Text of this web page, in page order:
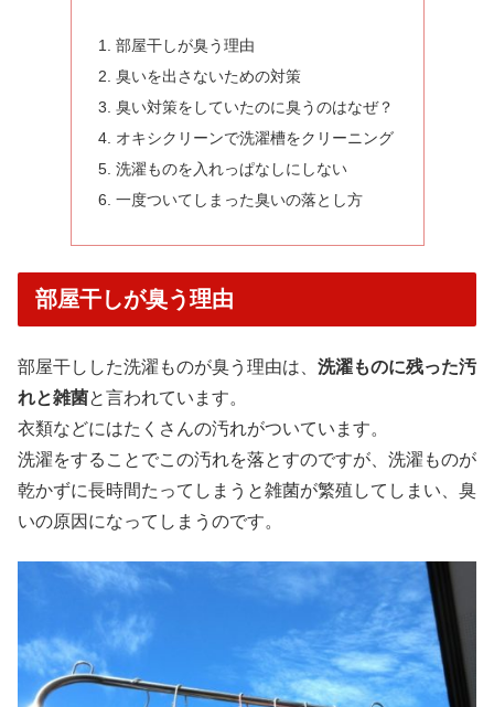
部屋干しが臭う理由
臭いを出さないための対策
臭い対策をしていたのに臭うのはなぜ？
オキシクリーンで洗濯槽をクリーニング
洗濯ものを入れっぱなしにしない
一度ついてしまった臭いの落とし方
部屋干しが臭う理由
部屋干しした洗濯ものが臭う理由は、 洗濯ものに残った汚
れと雑菌と言われています。
衣類などにはたくさんの汚れがついています。
洗濯をすることでこの汚れを落とすのですが、洗濯ものが
乾かずに長時間たってしまうと雑菌が繁殖してしまい、臭
いの原因になってしまうのです。